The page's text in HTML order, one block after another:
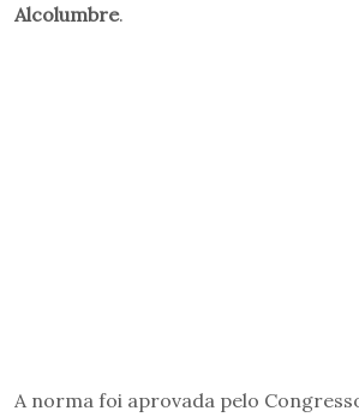
Alcolumbre.
A norma foi aprovada pelo